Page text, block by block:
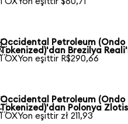
Occidental Petroleum (Ondo
Tokenized)'dan Brezilya
1 OXYon eşittir R$290,66
Occidental Petroleum (Ondo
Tokenized)'dan Polonya
1 OXYon eşittir zł 211,93